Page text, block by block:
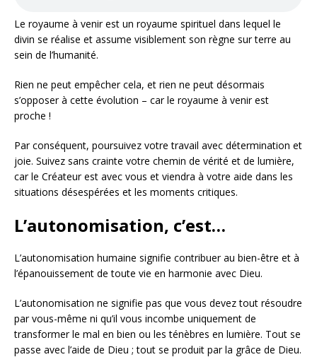
Le royaume à venir est un royaume spirituel dans lequel le
divin se réalise et assume visiblement son règne sur terre au
sein de l’humanité.
Rien ne peut empêcher cela, et rien ne peut désormais
s’opposer à cette évolution – car le royaume à venir est
proche !
Par conséquent, poursuivez votre travail avec détermination et
joie. Suivez sans crainte votre chemin de vérité et de lumière,
car le Créateur est avec vous et viendra à votre aide dans les
situations désespérées et les moments critiques.
L’autonomisation, c’est…
L’autonomisation humaine signifie contribuer au bien-être et à
l’épanouissement de toute vie en harmonie avec Dieu.
L’autonomisation ne signifie pas que vous devez tout résoudre
par vous-même ni qu’il vous incombe uniquement de
transformer le mal en bien ou les ténèbres en lumière. Tout se
passe avec l’aide de Dieu ; tout se produit par la grâce de Dieu.